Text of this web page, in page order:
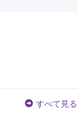
すべて見る